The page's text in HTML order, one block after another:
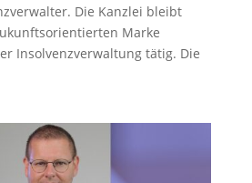
Die Kanzlei bleibt
Marke
Insolvenzverwaltung tätig. Die